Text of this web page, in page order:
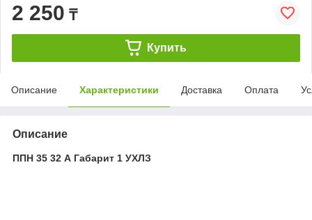
2 250 ₸
Купить
Описание Характеристики Доставка Оплата
Описание
ППН 35 32 А Габарит 1 УХЛЗ